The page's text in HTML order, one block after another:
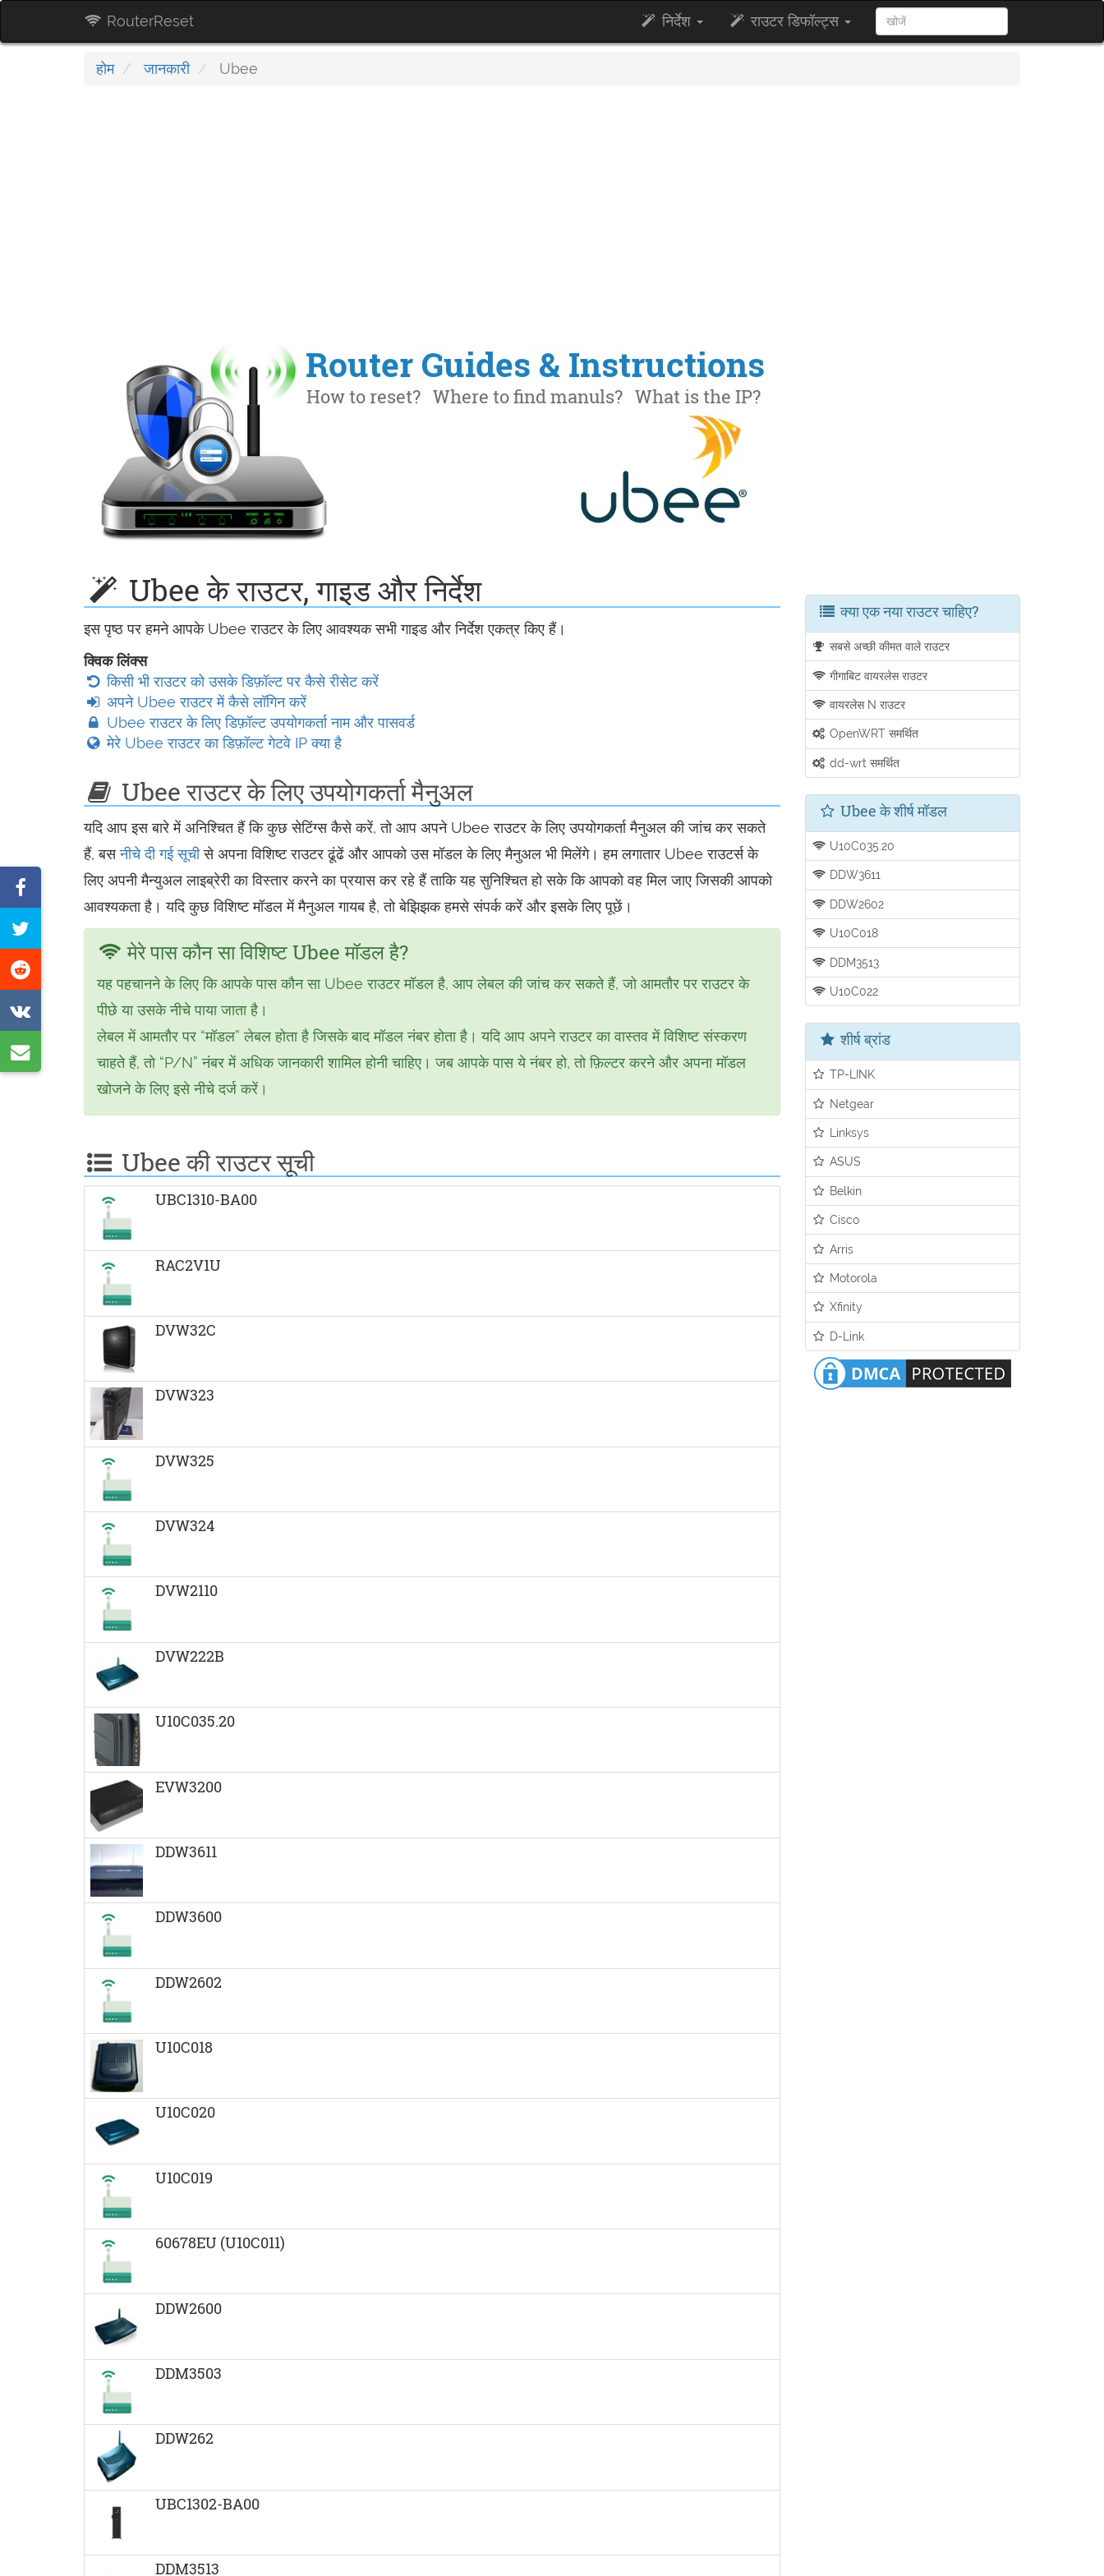
RouterReset निर्देश राउटर डिफॉल्ट्स
होम जानकारी Ubee
Ubee के राउटर, गाइड और निर्देश
इस पृष्ठ पर हमने आपके Ubee राउटर के लिए आवश्यक सभी गाइड और निर्देश एकत्र किए हैं।
क्विक लिंक्स
किसी भी राउटर को उसके डिफ़ॉल्ट पर कैसे रीसेट करें
अपने Ubee राउटर में कैसे लॉगिन करें
Ubee राउटर के लिए डिफ़ॉल्ट उपयोगकर्ता नाम और पासवर्ड
मेरे Ubee राउटर का डिफ़ॉल्ट गेटवे IP क्या है
Ubee राउटर के लिए उपयोगकर्ता मैनुअल
यदि आप इस बारे में अनिश्चित हैं कि कुछ सेटिंग्स कैसे करें, तो आप अपने Ubee राउटर के लिए उपयोगकर्ता मैनुअल की जांच कर सकते
हैं, बसनीचे दी गई सूचीसे अपना विशिष्ट राउटर ढूंढें और आपको उस मॉडल के लिए मैनुअल भी मिलेंगे। हम लगातार Ubee राउटर्स के
लिए अपनी मैन्युअल लाइब्रेरी का विस्तार करने का प्रयास कर रहे हैं ताकि यह सुनिश्चित हो सके कि आपको वह मिल जाए जिसकी आपको
आवश्यकता है। यदि कुछ विशिष्ट मॉडल में मैनुअल गायब है, तो बेझिझक हमसे संपर्क करें और इसके लिए पूछें।
मेरे पास कौन सा विशिष्ट Ubee मॉडल है?
यह पहचानने के लिए कि आपके पास कौन सा Ubee राउटर मॉडल है, आप लेबल की जांच कर सकते हैं, जो आमतौर पर राउटर के
पीछे या उसके नीचे पाया जाता है।
लेबल में आमतौर पर “मॉडल” लेबल होता है जिसके बाद मॉडल नंबर होता है। यदि आप अपने राउटर का वास्तव में विशिष्ट संस्करण
चाहते हैं, तो “P/N” नंबर में अधिक जानकारी शामिल होनी चाहिए। जब आपके पास ये नंबर हो, तो फ़िल्टर करने और अपना मॉडल
खोजने के लिए इसे नीचे दर्ज करें।
Ubee की राउटर सूची
UBC1310-BA00
RAC2V1U
DVW32C
DVW323
DVW325
DVW324
DVW2110
DVW222B
U10C035.20
EVW3200
DDW3611
DDW3600
DDW2602
U10C018
U10C020
U10C019
60678EU (U10C011)
DDW2600
DDM3503
DDW262
UBC1302-BA00
DDM3513
पर
पेज
करें
पर
पर
साझा
मेल
क्या एक नया राउटर चाहिए?
सबसे अच्छी कीमत वाले राउटर
गीगाबिट वायरलेस राउटर
वायरलेस N राउटर
OpenWRT समर्थित
dd-wrt समर्थित
Ubee के शीर्ष मॉडल
U10C035.20
DDW3611
DDW2602
U10C018
DDM3513
U10C022
शीर्ष ब्रांड
TP-LINK
Netgear
Linksys
ASUS
Belkin
Cisco
Arris
Motorola
Xfinity
D-Link